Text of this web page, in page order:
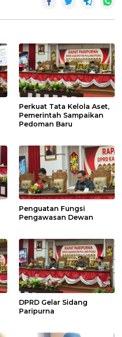
Perkuat Tata Kelola Aset,
Pemerintah Sampaikan
Pedoman Baru
Penguatan Fungsi
Pengawasan Dewan
DPRD Gelar Sidang
Paripurna